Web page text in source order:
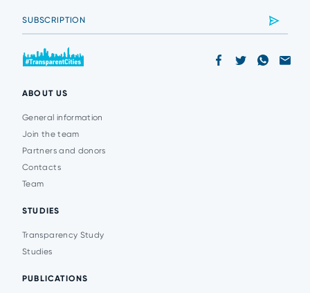
ABOUT US
General information
Join the team
Partners and donors
Contacts
Team
STUDIES
Transparency Study
Studies
PUBLICATIONS